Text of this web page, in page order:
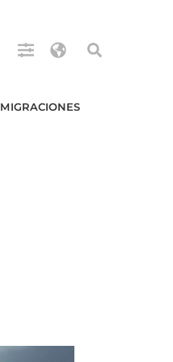
MIGRACIONES